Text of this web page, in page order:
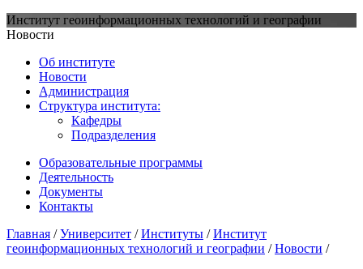
Институт геоинформационных технологий и географии
Новости
Об институте
Новости
Администрация
Структура института:
Кафедры
Подразделения
Образовательные программы
Деятельность
Документы
Контакты
Главная /Университет /Институты /Институт
геоинформационных технологий и географии /Новости /